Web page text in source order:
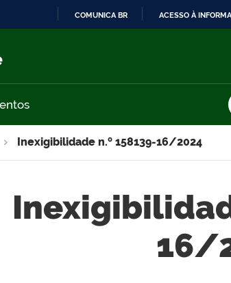
COMUNICA BR ACESSO À
Inexigibilidade n.º 158139-16/2024
16/